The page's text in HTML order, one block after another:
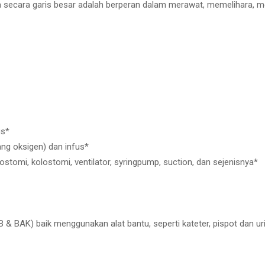
garis besar adalah berperan dalam merawat, memelihara,
oksigen) dan infus*
kolostomi, ventilator, syringpump, suction, dan sejenisnya*
& BAK) baik menggunakan alat bantu, seperti kateter, pispot dan